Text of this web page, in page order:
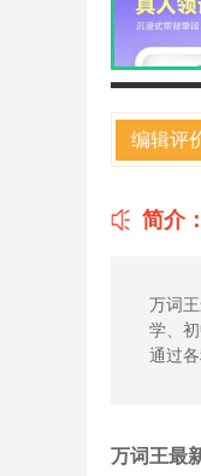
编辑评
简介：
万词
学、
通过
万词王最